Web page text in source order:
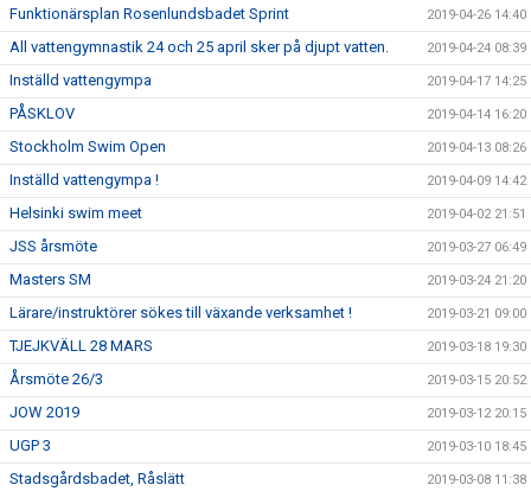
Funktionärsplan Rosenlundsbadet Sprint 2019-04-26 14:40
All vattengymnastik 24 och 25 april sker på djupt vatten. 2019-04-24 08:39
Inställd vattengympa 2019-04-17 14:25
PÅSKLOV 2019-04-14 16:20
Stockholm Swim Open 2019-04-13 08:26
Inställd vattengympa ! 2019-04-09 14:42
Helsinki swim meet 2019-04-02 21:51
JSS årsmöte 2019-03-27 06:49
Masters SM 2019-03-24 21:20
Lärare/instruktörer sökes till växande verksamhet ! 2019-03-21 09:00
TJEJKVÄLL 28 MARS 2019-03-18 19:30
Årsmöte 26/3 2019-03-15 20:52
JOW 2019 2019-03-12 20:15
UGP 3 2019-03-10 18:45
Stadsgårdsbadet, Råslätt 2019-03-08 11:38